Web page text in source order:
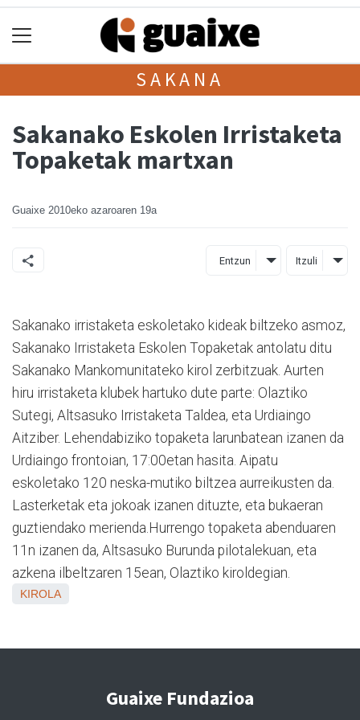
SAKANA
Sakanako Eskolen Irristaketa
Topaketak martxan
Guaixe 2010eko azaroaren 19a
Entzun Itzuli
Sakanako irristaketa eskoletako kideak biltzeko asmoz,
Sakanako Irristaketa Eskolen Topaketak antolatu ditu
Sakanako Mankomunitateko kirol zerbitzuak. Aurten
hiru irristaketa klubek hartuko dute parte: Olaztiko
Sutegi, Altsasuko Irristaketa Taldea, eta Urdiaingo
Aitziber. Lehendabiziko topaketa larunbatean izanen da
Urdiaingo frontoian, 17:00etan hasita. Aipatu
eskoletako 120 neska-mutiko biltzea aurreikusten da.
Lasterketak eta jokoak izanen dituzte, eta bukaeran
guztiendako merienda.Hurrengo topaketa abenduaren
11n izanen da, Altsasuko Burunda pilotalekuan, eta
azkena ilbeltzaren 15ean, Olaztiko kiroldegian.
KIROLA
Guaixe Fundazioa